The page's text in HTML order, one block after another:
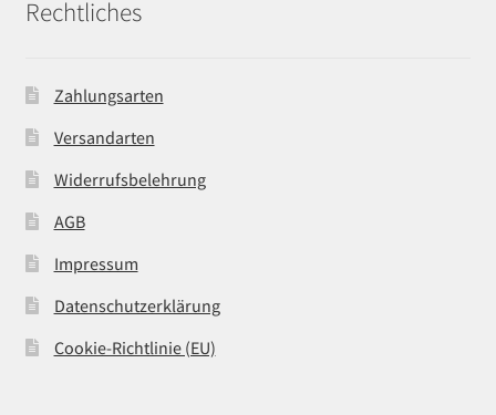
Rechtliches
Zahlungsarten
Versandarten
Widerrufsbelehrung
AGB
Impressum
Datenschutzerklärung
Cookie-Richtlinie (EU)